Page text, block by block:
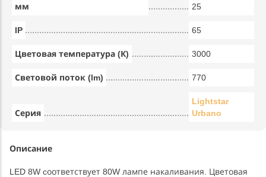
мм
25
IP 65
Цветовая температура (К) 3000
Световой поток (lm) 770
Серия
Lightstar
Urbano
Описание
LED 8W cоответствует 80W лампе накаливания. Цветовая